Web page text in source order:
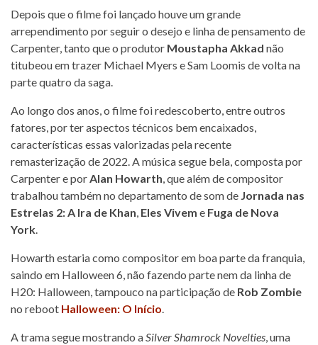
Depois que o filme foi lançado houve um grande
arrependimento por seguir o desejo e linha de pensamento de
Carpenter, tanto que o produtor Moustapha Akkad não
titubeou em trazer Michael Myers e Sam Loomis de volta na
parte quatro da saga.
Ao longo dos anos, o filme foi redescoberto, entre outros
fatores, por ter aspectos técnicos bem encaixados,
características essas valorizadas pela recente
remasterização de 2022. A música segue bela, composta por
Carpenter e porAlan Howarth, que além de compositor
trabalhou também no departamento de som de Jornada nas
Estrelas 2: A Ira de Khan, Eles Vivem e Fuga de Nova
York.
Howarth estaria como compositor em boa parte da franquia,
saindo em Halloween 6, não fazendo parte nem da linha de
H20: Halloween, tampouco na participação de Rob Zombie
no reboot Halloween: O Início.
A trama segue mostrando aSilver Shamrock Novelties, uma